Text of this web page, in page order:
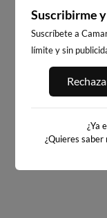
ATXABIRIBIL -
11km · Sopelana
0.4 m CHOPI
Suscribirme
Suscríbete a
límite y sin
¿Ya
¿Quieres saber